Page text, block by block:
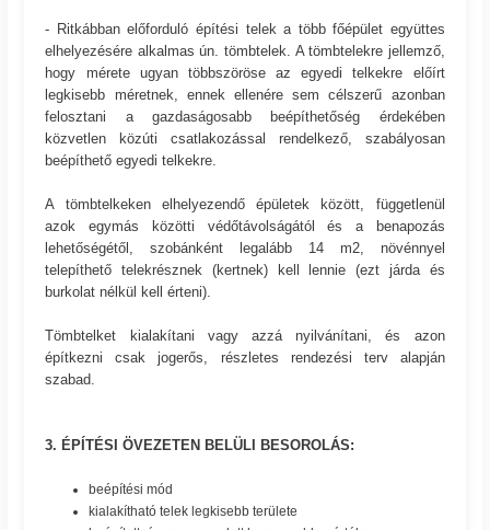
- Ritkábban előforduló építési telek a több főépület együttes
elhelyezésére alkalmas ún. tömbtelek. A tömbtelekre jellemző,
hogy mérete ugyan többszöröse az egyedi telkekre előírt
legkisebb méretnek, ennek ellenére sem célszerű azonban
felosztani a gazdaságosabb beépíthetőség érdekében
közvetlen közúti csatlakozással rendelkező, szabályosan
beépíthető egyedi telkekre.
A tömbtelkeken elhelyezendő épületek között, függetlenül
azok egymás közötti védőtávolságától és a benapozás
lehetőségétől, szobánként legalább 14 m2, növénnyel
telepíthető telekrésznek (kertnek) kell lennie (ezt járda és
burkolat nélkül kell érteni).
Tömbtelket kialakítani vagy azzá nyilvánítani, és azon
építkezni csak jogerős, részletes rendezési terv alapján
szabad.
3. ÉPÍTÉSI ÖVEZETEN BELÜLI BESOROLÁS:
beépítési mód
kialakítható telek legkisebb területe